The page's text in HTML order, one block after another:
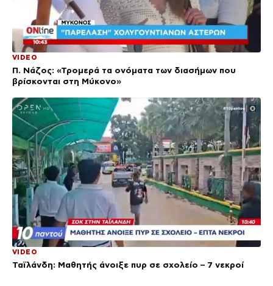
VIDEO
Π. Νάζος: «Τρομερά τα ονόματα των διασήμων που
βρίσκονται στη Μύκονο»
VIDEO
Ταϊλάνδη: Μαθητής άνοιξε πυρ σε σχολείο – 7 νεκροί